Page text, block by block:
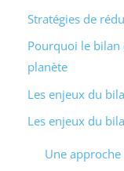
Stratégies de
Pourquoi le bilan
planète
Les enjeux du
Les enjeux du
Une